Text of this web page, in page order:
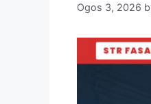
Ogos 3, 2026